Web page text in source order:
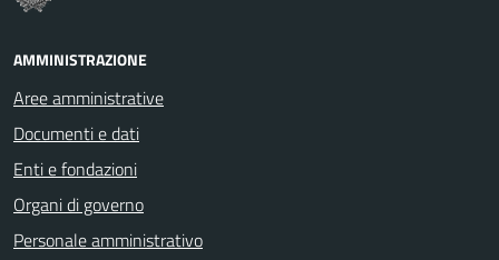
AMMINISTRAZIONE
Aree amministrative
Documenti e dati
Enti e fondazioni
Organi di governo
Personale amministrativo